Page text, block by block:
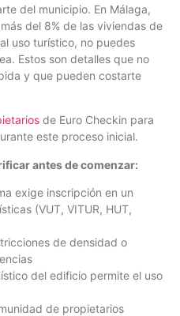
del municipio. En Málaga,
del 8% de las viviendas de
uso turístico, no puedes
Estos son detalles que no
y que pueden costarte
de Euro Checkin para
este proceso inicial.
antes de comenzar:
exige inscripción en un
(VUT, VITUR, HUT,
de densidad o
del edificio permite el uso
de propietarios